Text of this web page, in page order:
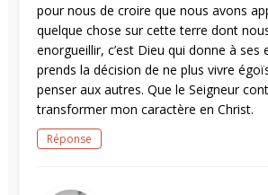
pour nous de croire que nous avons
quelque chose sur cette terre dont
enorgueillir, c’est Dieu qui donne à ses
prends la décision de ne plus vivre
penser aux autres. Que le Seigneur
transformer mon caractère en Christ.
Réponse